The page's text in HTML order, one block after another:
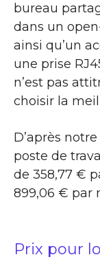
bureau
dans un
ainsi qu’un
une prise
n’est pas
choisir la
D’après
poste de
de 358,77 €
899,06 € par
Prix pour